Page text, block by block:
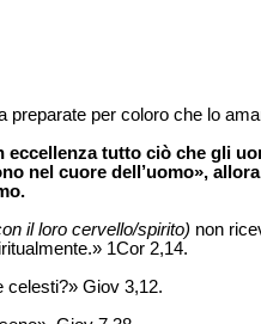
preparate per coloro che lo
tutto ciò che gli
nel cuore dell’uomo»,
il loro cervello/spirito) non
1Cor 2,14.
celesti?» Giov 3,12.